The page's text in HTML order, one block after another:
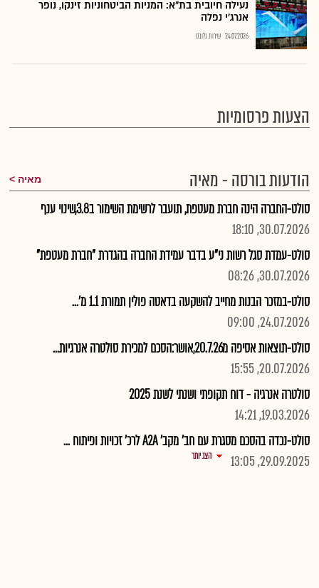
נעילה חיובית בת"א: המניות הביטחוניות זינקו, נופר
אנרג'י נפלה
24.07.2026 שירות גלובס
הצעות פרסומיות
הודעות בורסה - מאיה מאיה
סולט-החברה הינה חברת מעטפת, תועבר לרשימת השימור ב3.8,שינוי ענף
30.07.2026, 18:10
סולט-עמדת סגל רשות ני"ע בדבר עמידת החברה בהגדרת "חברת מעטפת"
30.07.2026, 08:26
סולט-במזכר הבנות מחייב להשקעה בדאטה פולין תמורת 1.1 מ'...
24.07.2026, 09:00
סולט-תוצאות אסיפה מ20.7.26,אושר:הסכם למכירת סולטרה אנרגיות...
20.07.2026, 15:55
סולטרה אנרגיה - דוח תקופתי ושנתי לשנת 2025
19.03.2026, 14:21
סולט-נכדה בהסכם מסגרת עם חב' מקב' A2A לרכ' זכויות ופיתוח ...
29.09.2025, 13:05
הצג יותר